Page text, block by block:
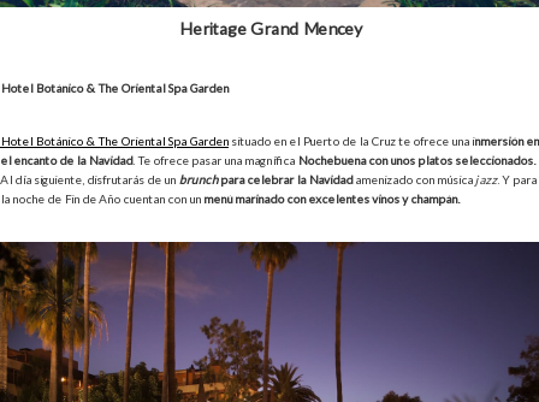
Heritage Grand Mencey
Hotel Botánico & The Oriental Spa Garden
Hotel Botánico & The Oriental Spa Garden situado en el Puerto de la Cruz te ofrece una inmersión en
el encanto de la Navidad. Te ofrece pasar una magnífica Nochebuena con unos platos seleccionados.
Al día siguiente, disfrutarás de un brunchpara celebrar la Navidadamenizado con música jazz. Y para
la noche de Fin de Año cuentan con un menú marinado con excelentes vinos y champán.